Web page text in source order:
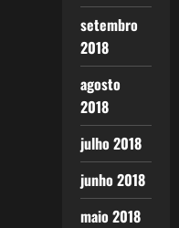
setembro
2018
agosto
2018
julho 2018
junho 2018
maio 2018